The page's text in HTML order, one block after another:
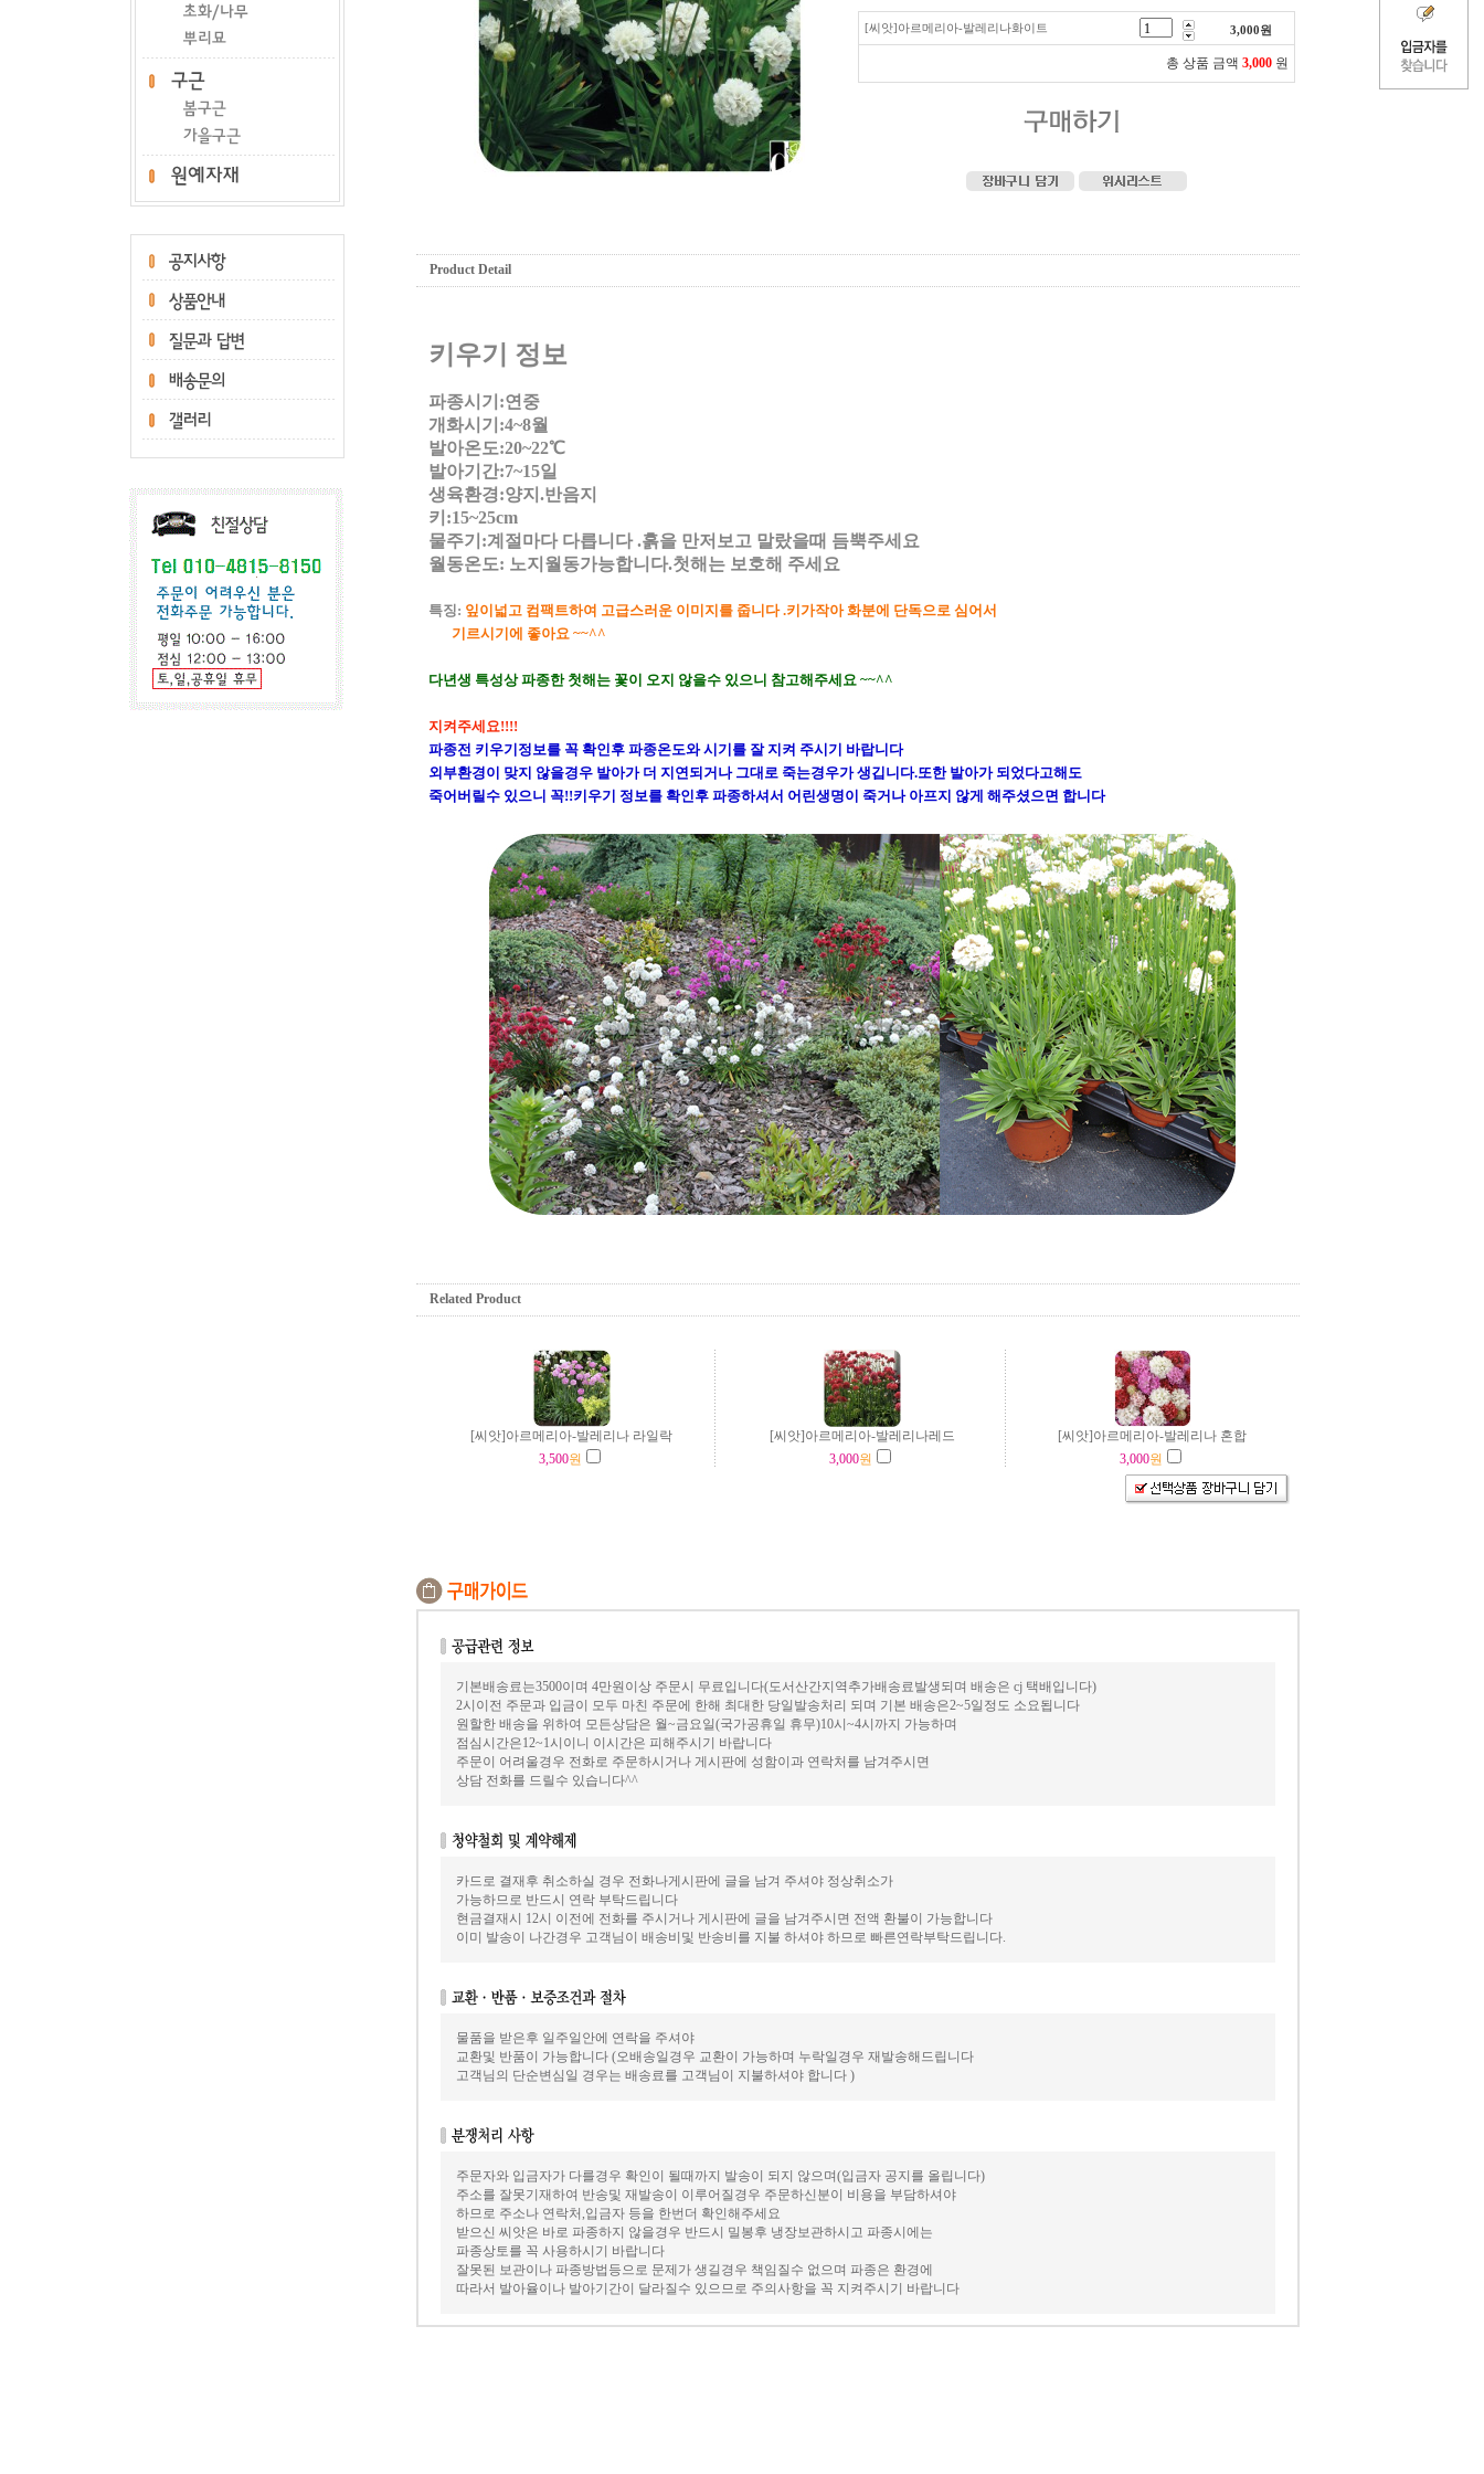
[씨앗]아르메리아-발레리나화이트 3,000원
총 상품 금액 3,000 원
Product Detail
키우기 정보
파종시기:연중
개화시기:4~8월
발아온도:20~22℃
발아기간:7~15일
생육환경:양지.반음지
키:15~25cm
물주기:계절마다 다릅니다 .흙을 만저보고 말랐을때 듬뿍주세요
월동온도: 노지월동가능합니다.첫해는 보호해 주세요
특징: 잎이넓고 컴팩트하여 고급스러운 이미지를 줍니다 .키가작아 화분에 단독으로 심어서
기르시기에 좋아요 ~~^^
다년생 특성상 파종한 첫해는 꽃이 오지 않을수 있으니 참고해주세요 ~~^^
지켜주세요!!!!
파종전 키우기정보를 꼭 확인후 파종온도와 시기를 잘 지켜 주시기 바랍니다
외부환경이 맞지 않을경우 발아가 더 지연되거나 그대로 죽는경우가 생깁니다.또한 발아가 되었다고해도
죽어버릴수 있으니 꼭!!키우기 정보를 확인후 파종하셔서 어린생명이 죽거나 아프지 않게 해주셨으면 합니다
Related Product
[씨앗]아르메리아-발레리나 라일락 [씨앗]아르메리아-발레리나레드
[씨앗]아르메리아-발레리나 혼합
3,500원 3,000원 3,000원
기본배송료는3500이며 4만원이상 주문시 무료입니다(도서산간지역추가배송료발생되며 배송은 cj 택배입니다)
2시이전 주문과 입금이 모두 마친 주문에 한해 최대한 당일발송처리 되며 기본 배송은2~5일정도 소요됩니다
원할한 배송을 위하여 모든상담은 월~금요일(국가공휴일 휴무)10시~4시까지 가능하며
점심시간은12~1시이니 이시간은 피해주시기 바랍니다
주문이 어려울경우 전화로 주문하시거나 게시판에 성함이과 연락처를 남겨주시면
상담 전화를 드릴수 있습니다^^
카드로 결재후 취소하실 경우 전화나게시판에 글을 남겨 주셔야 정상취소가
가능하므로 반드시 연락 부탁드립니다
현금결재시 12시 이전에 전화를 주시거나 게시판에 글을 남겨주시면 전액 환불이 가능합니다
이미 발송이 나간경우 고객님이 배송비및 반송비를 지불 하셔야 하므로 빠른연락부탁드립니다.
물품을 받은후 일주일안에 연락을 주셔야
교환및 반품이 가능합니다 (오배송일경우 교환이 가능하며 누락일경우 재발송해드립니다
고객님의 단순변심일 경우는 배송료를 고객님이 지불하셔야 합니다 )
주문자와 입금자가 다를경우 확인이 될때까지 발송이 되지 않으며(입금자 공지를 올립니다)
주소를 잘못기재하여 반송및 재발송이 이루어질경우 주문하신분이 비용을 부담하셔야
하므로 주소나 연락처,입금자 등을 한번더 확인해주세요
받으신 씨앗은 바로 파종하지 않을경우 반드시 밀봉후 냉장보관하시고 파종시에는
파종상토를 꼭 사용하시기 바랍니다
잘못된 보관이나 파종방법등으로 문제가 생길경우 책임질수 없으며 파종은 환경에
따라서 발아율이나 발아기간이 달라질수 있으므로 주의사항을 꼭 지켜주시기 바랍니다